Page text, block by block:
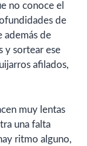
no conoce el
de
además de
y sortear ese
afilados,
muy lentas
una falta
ritmo alguno,